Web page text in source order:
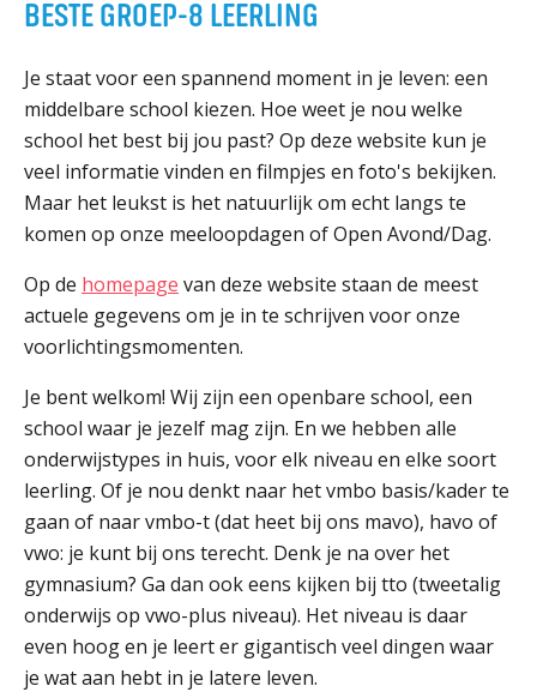
ORGANISATIE
Missie en visie
Organisatie
Klachten en integriteit
GROEP 8
Kennismaking / Open dagen
Schoolgids
Begeleiding
Profielen vmbo
Onderwijs op vmbo-tl, havo, vwo en tweetalig vwo
Projectklassen vmbo-tl, havo, vwo en tweetalig
vwo
Zoek de uitdaging
Welke opleidingen bieden we aan?
Taal en rekenen
Dyslexie
Wereldburgerschap
BESTE GROEP-8 LEERLING
Je staat voor een spannend moment in je leven: een
middelbare school kiezen. Hoe weet je nou welke
school het best bij jou past? Op deze website kun je
veel informatie vinden en filmpjes en foto's bekijken.
Maar het leukst is het natuurlijk om echt langs te
komen op onze meeloopdagen of Open Avond/Dag.
Op de homepage van deze website staan de meest
actuele gegevens om je in te schrijven voor onze
voorlichtingsmomenten.
Je bent welkom! Wij zijn een openbare school, een
school waar je jezelf mag zijn. En we hebben alle
onderwijstypes in huis, voor elk niveau en elke soort
leerling. Of je nou denkt naar het vmbo basis/kader te
gaan of naar vmbo-t (dat heet bij ons mavo), havo of
vwo: je kunt bij ons terecht. Denk je na over het
gymnasium? Ga dan ook eens kijken bij tto (tweetalig
onderwijs op vwo-plus niveau). Het niveau is daar
even hoog en je leert er gigantisch veel dingen waar
je wat aan hebt in je latere leven.